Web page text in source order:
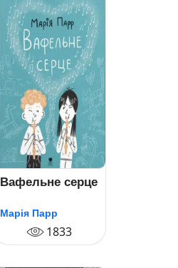
Вафельне серце
Марія Парр
1833